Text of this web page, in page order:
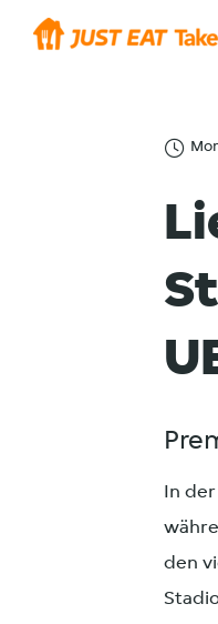
In
den